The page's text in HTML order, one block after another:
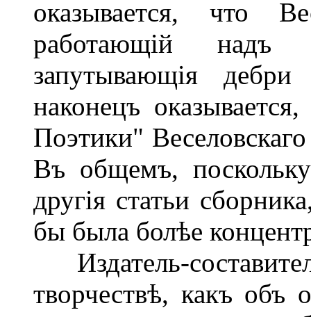
оказывается, что
работающій надъ
запутывающія дебри
наконецъ
Поэтики"
Въ общемъ,
другія статьи
бы была болѣе
Издатель-
творчествѣ, какъ объ